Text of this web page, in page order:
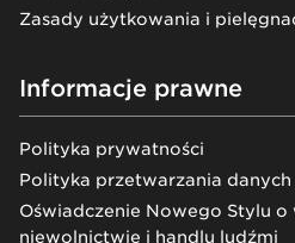
Zasady użytkowania i
Informacje prawne
Polityka prywatności
Polityka przetwarzania
Oświadczenie Nowego Stylu o
niewolnictwie i handlu ludźmi